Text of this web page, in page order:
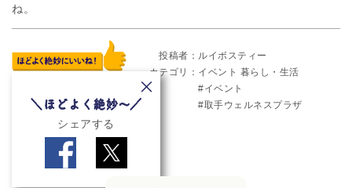
ね。
シェアする
投稿者
ルイボスティー
カテゴリ
イベント 暮らし・生活
イベント
取手ウェルネスプラザ